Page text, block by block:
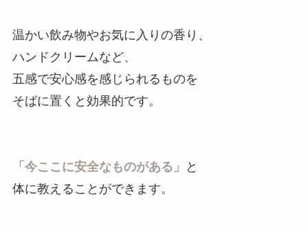
温かい飲み物やお気に入りの香り、
ハンドクリームなど、
五感で安心感を感じられるものを
そばに置くと効果的です。
「今ここに安全なものがある」
と
体に教えることができます。